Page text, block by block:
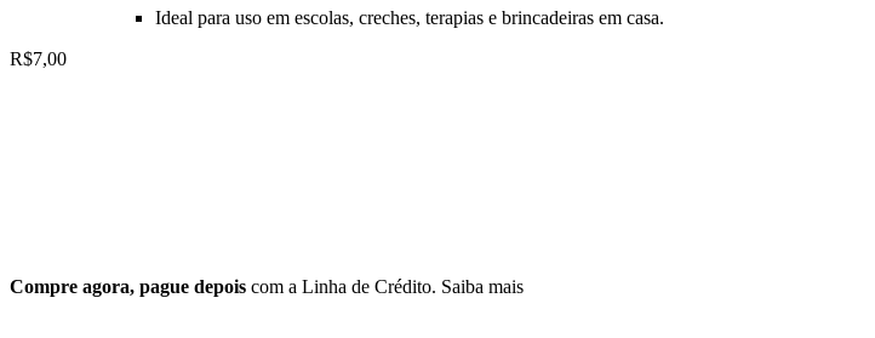
Ideal para uso em escolas, creches, terapias e brincadeiras em casa.
R$7,00
Compre agora, pague depois com a Linha de Crédito. Saiba mais